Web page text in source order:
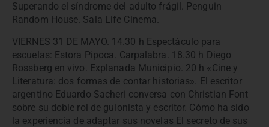
Superando el síndrome del adulto frágil. Penguin
Random House. Sala Life Cinema.
VIERNES 31 DE MAYO. 14.30 h Espectáculo para
escuelas: Estora Pipoca. Carpalabra. 18.30 h Diego
Rossberg en vivo. Explanada Municipio. 20 h «Cine y
Literatura: dos formas de contar historias». El escritor
argentino Eduardo Sacheri conversa con Christian Font
sobre su doble rol de guionista y escritor. Cómo ha sido
la experiencia de adaptar sus novelas El secreto de sus